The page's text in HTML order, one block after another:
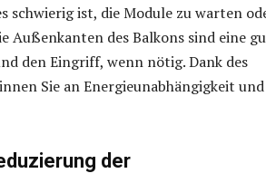
schwierig ist, die Module zu warten
Außenkanten des Balkons sind eine
den Eingriff, wenn nötig. Dank des
Sie an Energieunabhängigkeit und
der